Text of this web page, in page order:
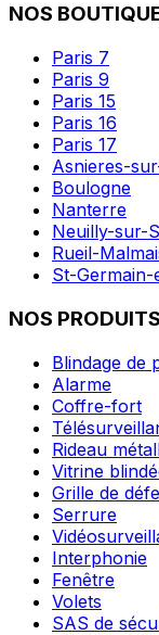
NOS
Paris 7
Paris 9
Paris 15
Paris 16
Paris 17
Asnieres-
Boulogne
Nanterre
Neuilly-sur-
Rueil-
St-Germain-
NOS PRODUITS
Blindage de
Alarme
Coffre-fort
Rideau
Vitrine
Grille de
Serrure
Interphonie
Fenêtre
Volets
SAS de